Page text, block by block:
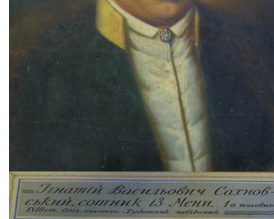
Підтримати «місцевих»